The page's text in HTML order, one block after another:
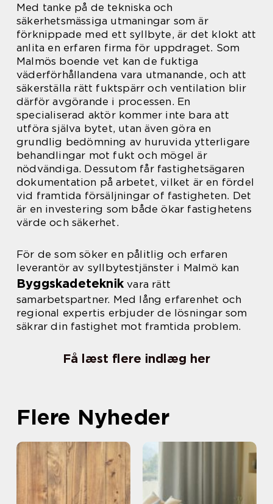
Med tanke på de tekniska och
säkerhetsmässiga utmaningar som är
förknippade med ett syllbyte, är det klokt att
anlita en erfaren firma för uppdraget. Som
Malmös boende vet kan de fuktiga
väderförhållandena vara utmanande, och att
säkerställa rätt fuktspärr och ventilation blir
därför avgörande i processen. En
specialiserad aktör kommer inte bara att
utföra själva bytet, utan även göra en
grundlig bedömning av huruvida ytterligare
behandlingar mot fukt och mögel är
nödvändiga. Dessutom får fastighetsägaren
dokumentation på arbetet, vilket är en fördel
vid framtida försäljningar of fastigheten. Det
är en investering som både ökar fastighetens
värde och säkerhet.
För de som söker en pålitlig och erfaren
leverantör av syllbytestjänster i Malmö kan
Byggskadeteknik vara rätt
samarbetspartner. Med lång erfarenhet och
regional expertis erbjuder de lösningar som
säkrar din fastighet mot framtida problem.
Få læst flere indlæg her
Flere Nyheder